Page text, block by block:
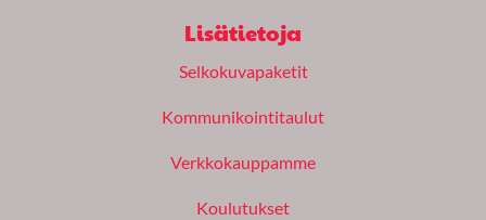
Lisätietoja
Selkokuvapaketit
Kommunikointitaulut
Verkkokauppamme
Koulutukset